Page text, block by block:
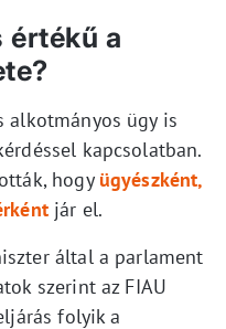
értékű a
alkotmányos ügy is
kapcsolatban.
hogy ügyészként,
jár el.
által a parlament
szerint az FIAU
folyik a